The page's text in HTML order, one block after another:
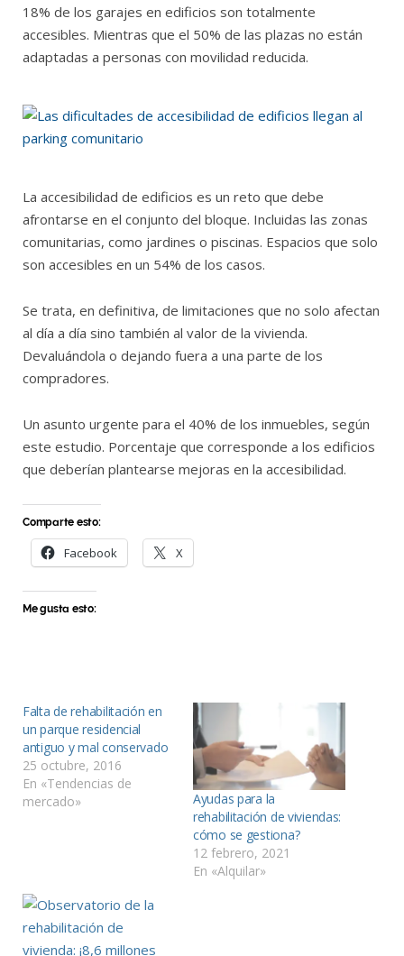
18% de los garajes en edificios son totalmente
accesibles. Mientras que el 50% de las plazas no están
adaptadas a personas con movilidad reducida.
La accesibilidad de edificios es un reto que debe
afrontarse en el conjunto del bloque. Incluidas las zonas
comunitarias, como jardines o piscinas. Espacios que solo
son accesibles en un 54% de los casos.
Se trata, en definitiva, de limitaciones que no solo afectan
al día a día sino también al valor de la vivienda.
Devaluándola o dejando fuera a una parte de los
compradores.
Un asunto urgente para el 40% de los inmuebles, según
este estudio. Porcentaje que corresponde a los edificios
que deberían plantearse mejoras en la accesibilidad.
Comparte esto:
Facebook X
Me gusta esto:
Falta de rehabilitación en
un parque residencial
antiguo y mal conservado
25 octubre, 2016
En «Tendencias de
mercado»
Ayudas para la
rehabilitación de viviendas:
cómo se gestiona?
12 febrero, 2021
En «Alquilar»